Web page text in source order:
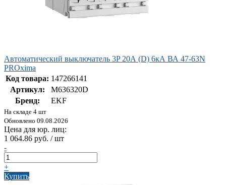
Автоматический выключатель 3P 20А (D) 6кА ВА 47-63N
PROxima
Код товара: 147266141
Артикул:
M636320D
Бренд:
EKF
На складе 4 шт
Обновлено 09.08.2026
Цена для юр. лиц:
1 064.86 руб. / шт
-
+
Купить